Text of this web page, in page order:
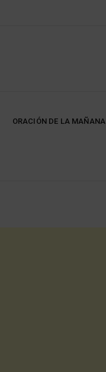
ORACIÓN DE LA MAÑANA